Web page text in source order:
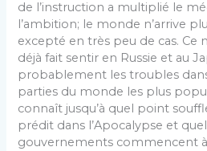
de l’instruction a multiplié le
l’am­bition; le monde n’arrive
excepté en très peu de cas. Ce
déjà fait sentir en Russie et au
probablement les troubles
parties du monde les plus
connaît jusqu’à quel point
prédit dans l’Apocalypse et
gouvernements commencent